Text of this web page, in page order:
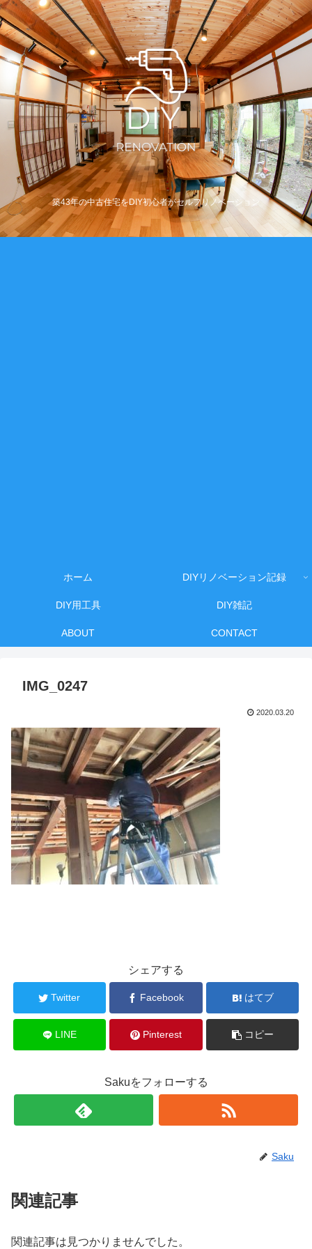
築43年の中古住宅をDIY初心者がセルフリノベーション
ホーム DIYリノベーション記録
DIY用工具 DIY雑記
ABOUT CONTACT
IMG_0247
2020.03.20
シェアする
Twitter Facebook はてブ
LINE Pinterest コピー
Sakuをフォローする
Saku
関連記事
関連記事は見つかりませんでした。